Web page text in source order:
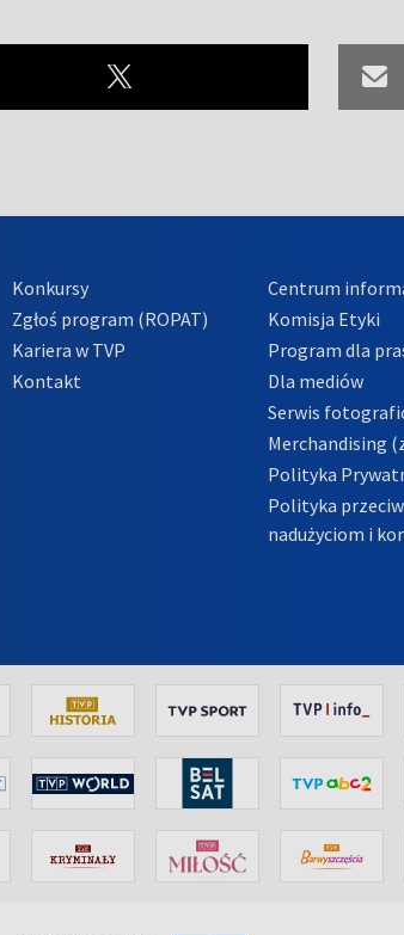
Konkursy
Zgłoś program (ROPAT)
Kariera w TVP
Kontakt
Centrum
Komisja Etyki
Program dla
Dla mediów
Serwis
Merchandising
Polityka
Polityka
nadużyciom i